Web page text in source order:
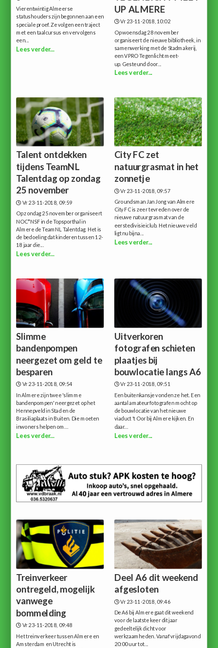
Vierentwintig Almeerse
statushouders zijn begonnen aan een
speciale proef. Ze volgen een traject
met een taalcursus en vervolgens
een...
Lees verder...
UP ALMERE
Vr 23-11-2018, 10:02
Op woensdag 28 november
organiseert de nieuwe bibliotheek, in
samenwerking met de Stadmakerij,
een VPRO Tegenlicht meet-
up. Gesteund door...
Lees verder...
Talent ontdekken
tijdens TeamNL
Talentdag op zondag
25 november
Vr 23-11-2018, 09:59
Op zondag 25 november organiseert
NOC*NSF in de Topsporthal in
Almere de TeamNL Talentdag. Het is
de bedoeling dat kinderen tussen 12-
18 jaar die...
Lees verder...
City FC zet
natuurgrasmat in het
zonnetje
Vr 23-11-2018, 09:57
Groundsman Jan Jong van Almere
City FC is zeer tevreden over de
nieuwe natuurgrasmat van de
eerstedivisieiclub. Het nieuwe veld
ligt nu bijna...
Lees verder...
Slimme
bandenpompen
neergezet om geld te
besparen
Vr 23-11-2018, 09:54
In Almere zijn twee 'slimme
bandenpompen' neergezet op het
Hennepveld in Stad en de
Brasiliaplaats in Buiten. Die moeten
inwoners helpen om...
Lees verder...
Uitverkoren
fotografen schieten
plaatjes bij
bouwlocatie langs A6
Vr 23-11-2018, 09:51
Een buitenkansje vonden ze het. Een
aantal amateurfotografen mocht op
de bouwlocatie van het nieuwe
viaduct 't Oor bij Almere kijken. En
daar...
Lees verder...
Treinverkeer
ontregeld, mogelijk
vanwege
bommelding
Vr 23-11-2018, 09:48
Het treinverkeer tussen Almere en
Amsterdam en Utrecht is
Deel A6 dit weekend
afgesloten
Vr 23-11-2018, 09:46
De A6 bij Almere gaat dit weekend
voor de laatste keer dit jaar
gedeeltelijk dicht voor
werkzaamheden. Vanaf vrijdagavond
20:00 uur tot...